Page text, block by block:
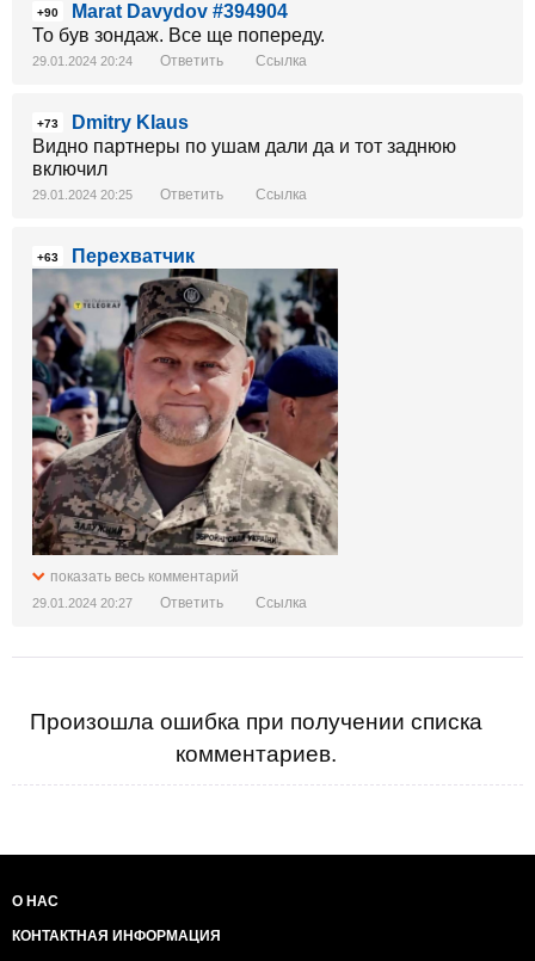
+90
Marat Davydov #394904
То був зондаж. Все ще попереду.
29.01.2024 20:24 Ответить Ссылка
+73
Dmitry Klaus
Видно партнеры по ушам дали да и тот заднюю
включил
29.01.2024 20:25 Ответить Ссылка
+63 Перехватчик
показать весь комментарий
29.01.2024 20:27 Ответить Ссылка
Произошла ошибка при получении списка
комментариев.
О НАС
КОНТАКТНАЯ ИНФОРМАЦИЯ